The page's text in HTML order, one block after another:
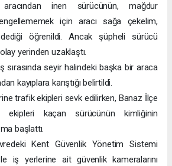
aracından inen sürücünün, mağdur
için aracı sağa çekelim,
öğrenildi. Ancak şüpheli sürücü
yerinden uzaklaştı.
sırasında seyir halindeki başka bir araca
kayıplara karıştığı belirtildi.
trafik ekipleri sevk edilirken, Banaz İlçe
ekipleri kaçan sürücünün kimliğinin
başlattı.
Kent Güvenlik Yönetim Sistemi
iş yerlerine ait güvenlik kameralarını